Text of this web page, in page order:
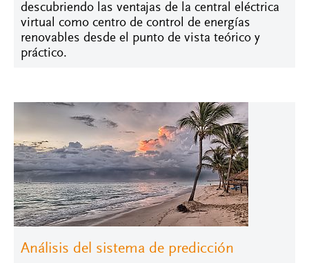
descubriendo las ventajas de la central eléctrica
virtual como centro de control de energías
renovables desde el punto de vista teórico y
práctico.
Análisis del sistema de predicción